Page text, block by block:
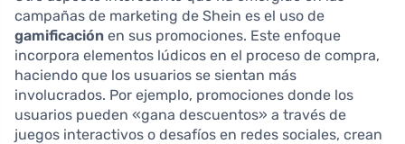
campañas de marketing de Shein es el uso de
gamificación en sus promociones. Este enfoque
incorpora elementos lúdicos en el proceso de compra,
haciendo que los usuarios se sientan más
involucrados. Por ejemplo, promociones donde los
usuarios pueden «gana descuentos» a través de
juegos interactivos o desafíos en redes sociales, crean